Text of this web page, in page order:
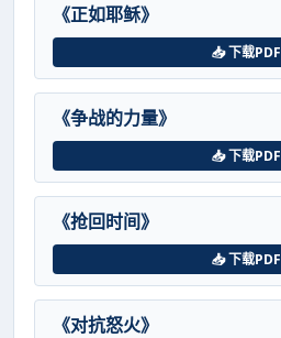
《正如耶稣》
📥 下载PDF
《争战的力量》
📥 下载PDF
《抢回时间》
📥 下载PDF
《对抗怒火》